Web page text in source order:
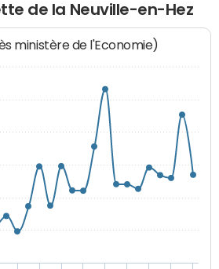
de la Neuville-en-Hez
ministère de l'Economie)